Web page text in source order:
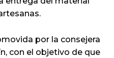
por la consejera
con el objetivo de que